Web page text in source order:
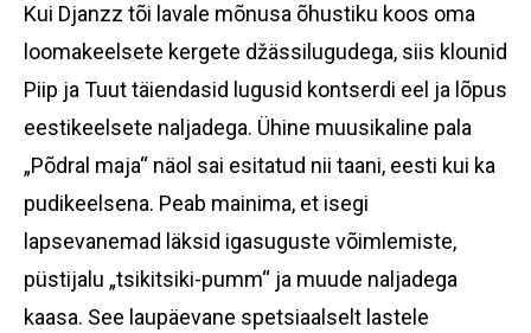
Kui Djanzz tõi lavale mõnusa õhustiku koos oma
loomakeelsete kergete džässilugudega, siis klounid
Piip ja Tuut täiendasid lugusid kontserdi eel ja lõpus
eestikeelsete naljadega. Ühine muusikaline pala
„Põdral maja“ näol sai esitatud nii taani, eesti kui ka
pudikeelsena. Peab mainima, et isegi
lapsevanemad läksid igasuguste võimlemiste,
püstijalu „tsikitsiki-pumm“ ja muude naljadega
kaasa. See laupäevane spetsiaalselt lastele